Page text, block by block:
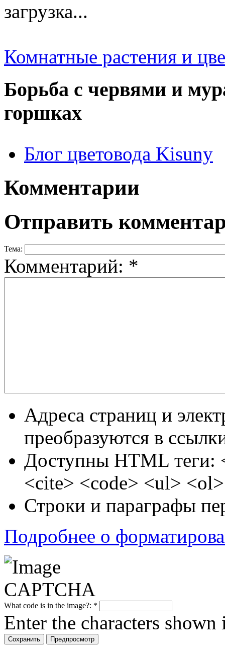
загрузка...
Комнатные растения и
Борьба с червями и
горшках
Блог цветовода Kisuny
Комментарии
Отправить
Тема:
Комментарий: *
Адреса страниц и
преобразуются в
Доступны HTML теги:
<cite> <code> <ul>
Строки и параграфы
Подробнее о
What code is in the image?: *
Enter the characters shown